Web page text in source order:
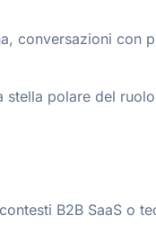
conversazioni con
stella polare del
B2B SaaS o